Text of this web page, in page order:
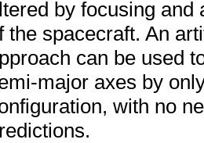
by focusing and
the spacecraft. An
can be used
major axes by
with no